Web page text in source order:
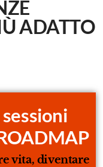
ADATTO
vita, diventare